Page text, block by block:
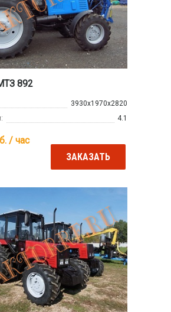
892
3930х1970х2820
4.1
/ час
ЗАКАЗАТЬ